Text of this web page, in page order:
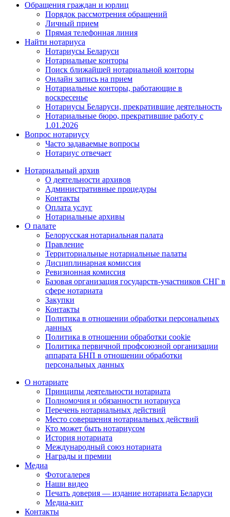
Обращения граждан и юрлиц
Порядок рассмотрения обращений
Личный прием
Прямая телефонная линия
Найти нотариуса
Нотариусы Беларуси
Нотариальные конторы
Поиск ближайшей нотариальной конторы
Онлайн запись на прием
Нотариальные конторы, работающие в
воскресенье
Нотариусы Беларуси, прекратившие деятельность
Нотариальные бюро, прекратившие работу с
1.01.2026
Вопрос нотариусу
Часто задаваемые вопросы
Нотариус отвечает
Нотариальный архив
О деятельности архивов
Административные процедуры
Контакты
Оплата услуг
Нотариальные архивы
О палате
Белорусская нотариальная палата
Правление
Территориальные нотариальные палаты
Дисциплинарная комиссия
Ревизионная комиссия
Базовая организация государств-участников СНГ в
сфере нотариата
Закупки
Контакты
Политика в отношении обработки персональных
данных
Политика в отношении обработки cookie
Политика первичной профсоюзной организации
аппарата БНП в отношении обработки
персональных данных
О нотариате
Принципы деятельности нотариата
Полномочия и обязанности нотариуса
Перечень нотариальных действий
Место совершения нотариальных действий
Кто может быть нотариусом
История нотариата
Международный союз нотариата
Награды и премии
Медиа
Фотогалерея
Наши видео
Печать доверия — издание нотариата Беларуси
Медиа-кит
Контакты